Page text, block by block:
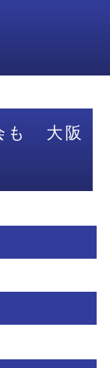
も 大阪